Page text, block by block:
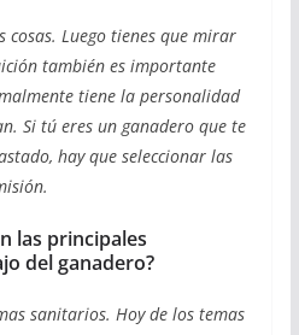
cosas. Luego tienes que mirar
también es importante
tiene la personalidad
Si tú eres un ganadero que te
hay que seleccionar las
las principales
del ganadero?
sanitarios. Hoy de los temas